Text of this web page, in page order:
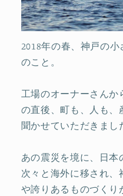
2018年の春、神戸の
のこと。
工場のオーナーさんか
の直後、町も、人も、
聞かせていただきまし
あの震災を境に、日本
次々と海外に移され
や誇りあるものづくり